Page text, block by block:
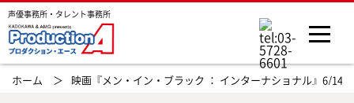
声優事務所・タレント事務所
ホーム ＞ 映画『メン・イン・ブラック ： インターナショナル』6/